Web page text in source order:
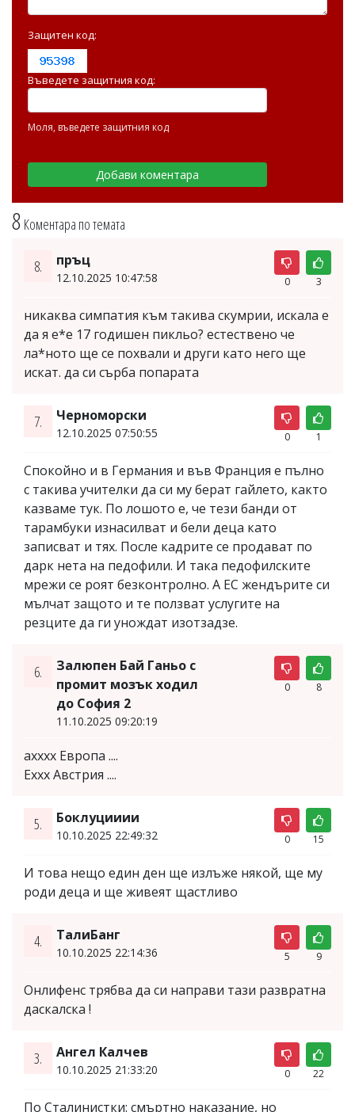
8 Коментара по темата
8. пръц
12.10.2025 10:47:58 0 3
никаква симпатия към такива скумрии, искала е
да я е*е 17 годишен пикльо? естествено че
ла*ното ще се похвали и други като него ще
искат. да си сърба попарата
7. Черноморски
12.10.2025 07:50:55 0 1
Спокойно и в Германия и във Франция е пълно
с такива учителки да си му берат гайлето, както
казваме тук. По лошото е, че тези банди от
тарамбуки изнасилват и бели деца като
записват и тях. После кадрите се продават по
дарк нета на педофили. И така педофилските
мрежи се роят безконтролно. А ЕС жендърите си
мълчат защото и те ползват услугите на
резците да ги унождат изотзадзе.
6.
Залюпен Бай Ганьо с
промит мозък ходил
до София 2
11.10.2025 09:20:19
0 8
ахххх Европа ....
Еххх Австрия ....
5. Боклуцииии
10.10.2025 22:49:32 0 15
И това нещо един ден ще излъже някой, ще му
роди деца и ще живеят щастливо
4. ТалиБанг
10.10.2025 22:14:36 5 9
Онлифенс трябва да си направи тази развратна
даскалска !
3. Ангел Калчев
10.10.2025 21:33:20 0 22
По Сталинистки: смъртно наказание, но
Защитен код:
Въведете защитния код:
Моля, въведете защитния код